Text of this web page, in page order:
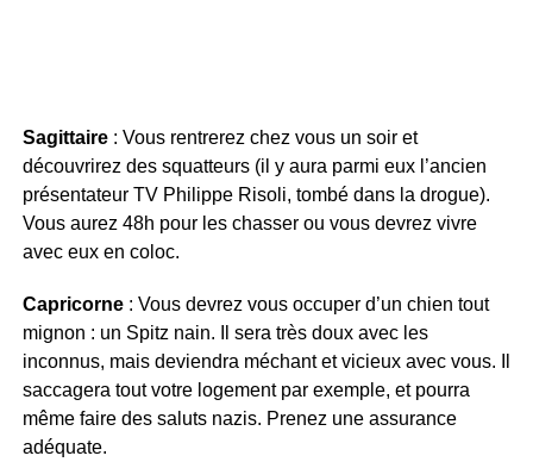
Sagittaire : Vous rentrerez chez vous un soir et
découvrirez des squatteurs (il y aura parmi eux l’ancien
présentateur TV Philippe Risoli, tombé dans la drogue).
Vous aurez 48h pour les chasser ou vous devrez vivre
avec eux en coloc.
Capricorne : Vous devrez vous occuper d’un chien tout
mignon : un Spitz nain. Il sera très doux avec les
inconnus, mais deviendra méchant et vicieux avec vous. Il
saccagera tout votre logement par exemple, et pourra
même faire des saluts nazis. Prenez une assurance
adéquate.